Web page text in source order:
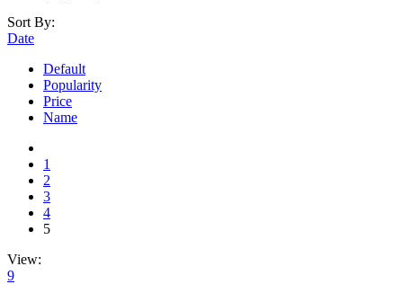
Sort By:
Date
Default
Popularity
Price
Name
1
2
3
4
5
View:
9